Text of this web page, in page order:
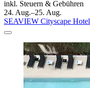
inkl. Steuern & Gebühren
24. Aug.–25. Aug.
SEAVIEW Cityscape Hotel